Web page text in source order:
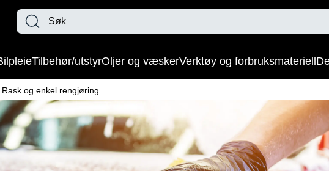
Tilbehør/utstyrOljer og væskerVerktøy og forbruksmateriell
og enkel rengjøring.